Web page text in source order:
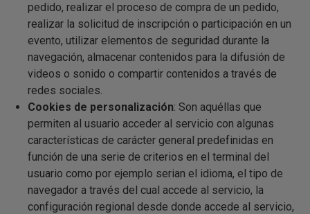
pedido, realizar el proceso de compra de un pedido,
realizar la solicitud de inscripción o participación en un
evento, utilizar elementos de seguridad durante la
navegación, almacenar contenidos para la difusión de
videos o sonido o compartir contenidos a través de
redes sociales.
Cookies de personalización: Son aquéllas que
permiten al usuario acceder al servicio con algunas
características de carácter general predefinidas en
función de una serie de criterios en el terminal del
usuario como por ejemplo serian el idioma, el tipo de
navegador a través del cual accede al servicio, la
configuración regional desde donde accede al servicio,